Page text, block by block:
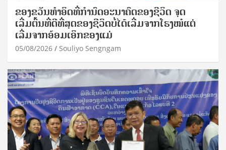
ຂອງຂວັນທໍາອິດທີ່ກໍານົດອະນາຄົດຂອງຊີວິດ ຈຸດ
ເລີ່ມຕົ້ນທີ່ດີທີ່ສຸດຂອງຊີວິດບໍ່ໄດ້ເລີ່ມຈາກໂຮງໝໍແຕ່
ເລີ່ມຈາກອ້ອມເອິກຂອງແມ່
05/08/2026 Souliyo Sengngam